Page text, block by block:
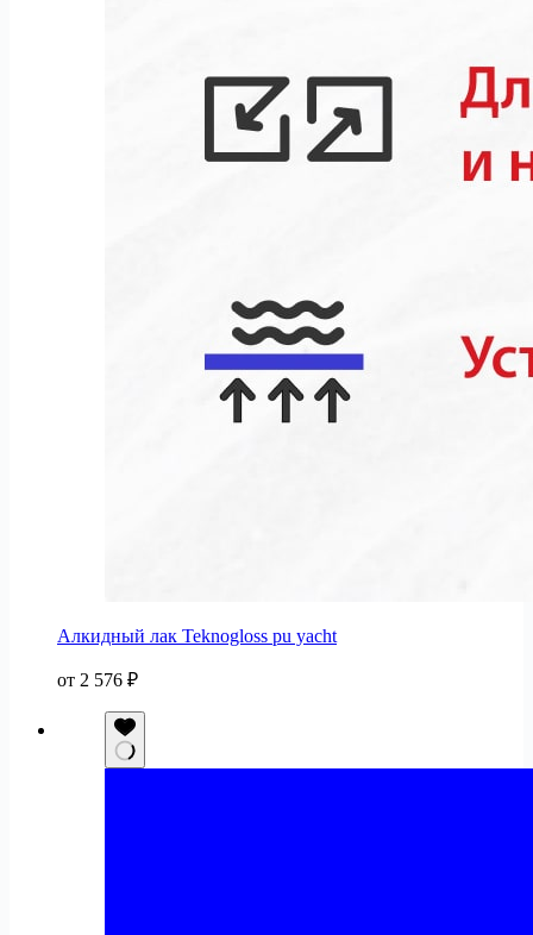
Алкидный лак Teknogloss pu yacht
от 2 576 ₽